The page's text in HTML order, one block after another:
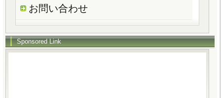
お問い合わせ
Sponsored Link